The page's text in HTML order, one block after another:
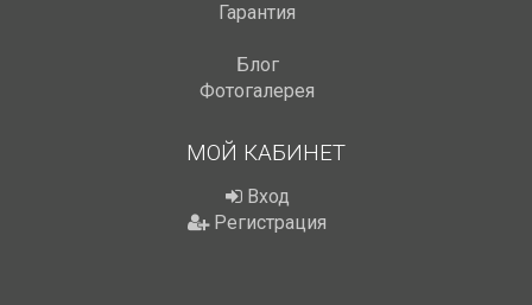
Гарантия
Блог
Фотогалерея
МОЙ КАБИНЕТ
Вход
Регистрация